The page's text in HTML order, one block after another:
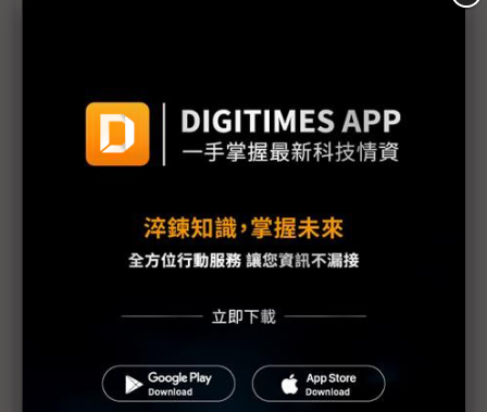
規避關稅大打平價與豪奢雙戰線 中系電動車4月歐
洲市佔首破15%
裕融嚴陳莉蓮：汽車、出行與用車事業的協同發展
AI應用與綠能發展推動創新
具正面意義
新纖：地緣風險是危機也是轉機 三大布局推進成長